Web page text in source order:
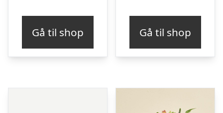
Gå til shop Gå til shop